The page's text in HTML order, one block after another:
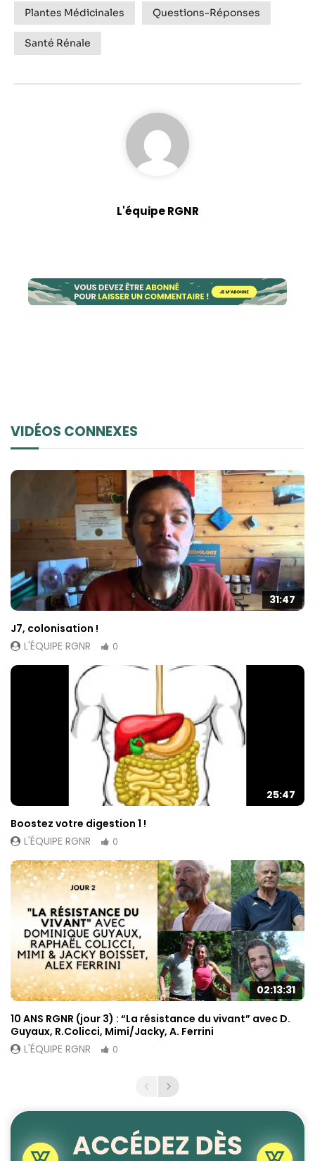
Plantes Médicinales Questions-Réponses
Santé Rénale
L'équipe RGNR
VIDÉOS CONNEXES
31:47
J7, colonisation !
L'ÉQUIPE RGNR
0
25:47
Boostez votre digestion 1 !
L'ÉQUIPE RGNR
0
02:13:31
10 ANS RGNR (jour 3) : “La résistance du vivant” avec D.
Guyaux, R.Colicci, Mimi/Jacky, A. Ferrini
L'ÉQUIPE RGNR
0